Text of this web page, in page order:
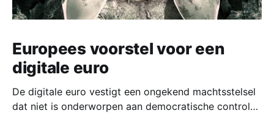
Europees voorstel voor een
digitale euro
De digitale euro vestigt een ongekend machtsstelsel
dat niet is onderworpen aan democratische controle.